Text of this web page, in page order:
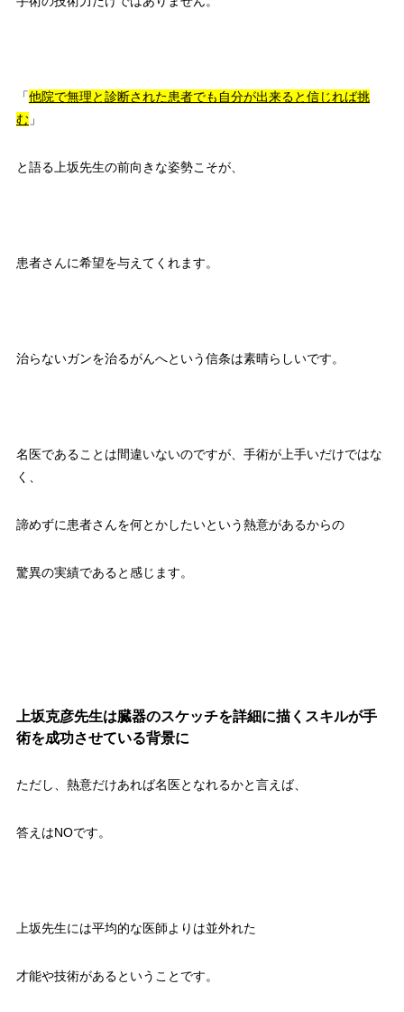
「他院で無理と診断された患者でも自分が出来ると信じれば挑
む」
と語る上坂先生の前向きな姿勢こそが、
患者さんに希望を与えてくれます。
治らないガンを治るがんへという信条は素晴らしいです。
名医であることは間違いないのですが、手術が上手いだけではな
く、
諦めずに患者さんを何とかしたいという熱意があるからの
驚異の実績であると感じます。
上坂克彦先生は臓器のスケッチを詳細に描くスキルが手
術を成功させている背景に
ただし、熱意だけあれば名医となれるかと言えば、
答えはNOです。
上坂先生には平均的な医師よりは並外れた
才能や技術があるということです。